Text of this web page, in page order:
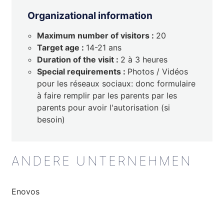
Organizational information
Maximum number of visitors : 20
Target age : 14-21 ans
Duration of the visit : 2 à 3 heures
Special requirements : Photos / Vidéos
pour les réseaux sociaux: donc formulaire
à faire remplir par les parents par les
parents pour avoir l'autorisation (si
besoin)
ANDERE UNTERNEHMEN
Enovos